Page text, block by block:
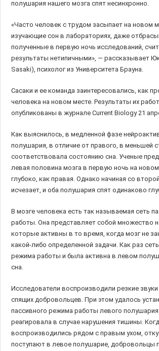
полушария нашего мозга спят несинхронно.
«Часто человек с трудом засыпает на новом
изучающие сон в лабораториях, даже
полученные в первую ночь исследований,
результаты нетипичными», — рассказывает
Sasaki), психолог из Университета Брауна.
Сасаки и ее команда заинтересовались, как
человека на новом месте. Результаты их
опубликованы в журнале Current Biology 21
Как выяснилось, в медленной фазе
полушария, в отличие от правого, в меньшей
соответствовала состоянию сна. Ученые
левая половина мозга в первую ночь на новом
глубоко, как правая. Однако начиная со
исчезает, и оба полушария спят одинаково
В мозге человека есть так называемая сеть
работы. Она представляет собой множество
которые активны в то время, когда мозг не
какой-либо определенной задачи. Как раз
режима работы и была активна в левом
сна.
Исследователи воспроизводили резкие
спящих добровольцев. При этом удалось
пассивного режима работы левого
реагировала в случае нарушения тишины.
воспроизводились рядом с правым ухом,
поступают в левое полушарие, добровольцы